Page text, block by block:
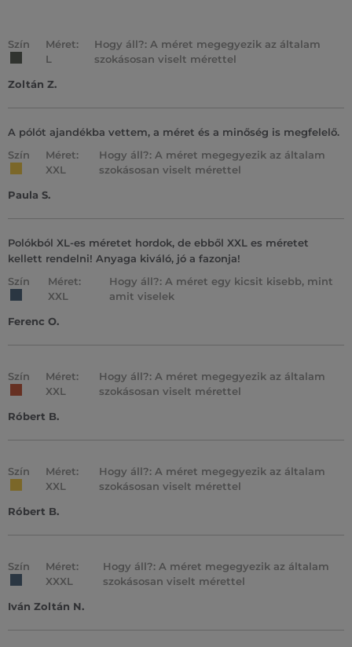
Szín
Méret:
L
Hogy áll?: A méret megegyezik az általam
szokásosan viselt mérettel
Zoltán Z.
A pólót ajandékba vettem, a méret és a minőség is megfelelő.
Szín
Méret:
XXL
Hogy áll?: A méret megegyezik az általam
szokásosan viselt mérettel
Paula S.
Polókból XL-es méretet hordok, de ebből XXL es méretet
kellett rendelni! Anyaga kiváló, jó a fazonja!
Szín
Méret:
XXL
Hogy áll?: A méret egy kicsit kisebb, mint
amit viselek
Ferenc O.
Szín
Méret:
XXL
Hogy áll?: A méret megegyezik az általam
szokásosan viselt mérettel
Róbert B.
Szín
Méret:
XXL
Hogy áll?: A méret megegyezik az általam
szokásosan viselt mérettel
Róbert B.
Szín
Méret:
XXXL
Hogy áll?: A méret megegyezik az általam
szokásosan viselt mérettel
Iván Zoltán N.